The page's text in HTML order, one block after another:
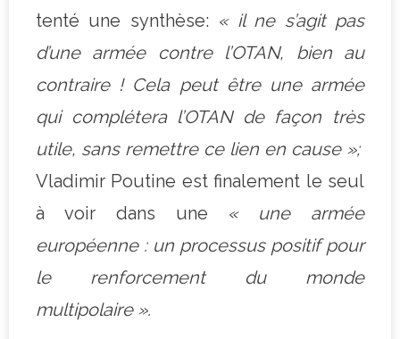
tenté une synthèse: « il ne s’agit pas
d’une armée contre l’OTAN, bien au
contraire ! Cela peut être une armée
qui complétera l’OTAN de façon très
utile, sans remettre ce lien en cause »;
Vladimir Poutine est finalement le seul
à voir dans une « une armée
européenne : un processus positif pour
le renforcement du monde
multipolaire ».